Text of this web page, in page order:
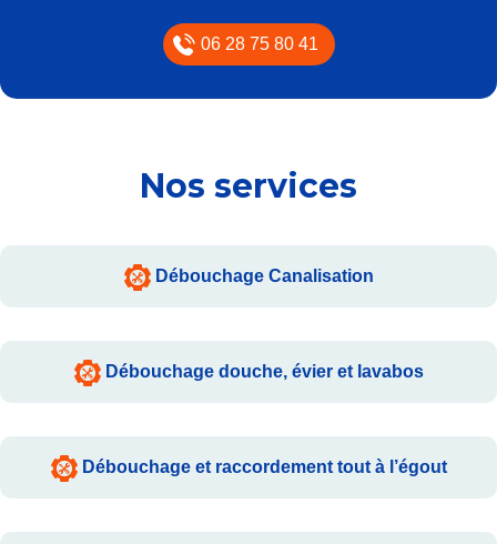
06 28 75 80 41
Nos services
Débouchage Canalisation
Débouchage douche, évier et lavabos
Débouchage et raccordement tout à l’égout